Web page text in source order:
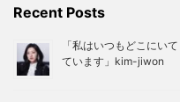
Recent Posts
「私はいつもどこにい
ています」kim-jiwon